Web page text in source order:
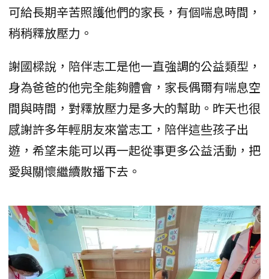
可給長期辛苦照護他們的家長，有個喘息時間，
稍稍釋放壓力。
謝國樑說，陪伴志工是他一直強調的公益類型，
身為爸爸的他完全能夠體會，家長偶爾有喘息空
間與時間，對釋放壓力是多大的幫助。昨天也很
感謝許多年輕朋友來當志工，陪伴這些孩子出
遊，希望未能可以再一起從事更多公益活動，把
愛與關懷繼續散播下去。